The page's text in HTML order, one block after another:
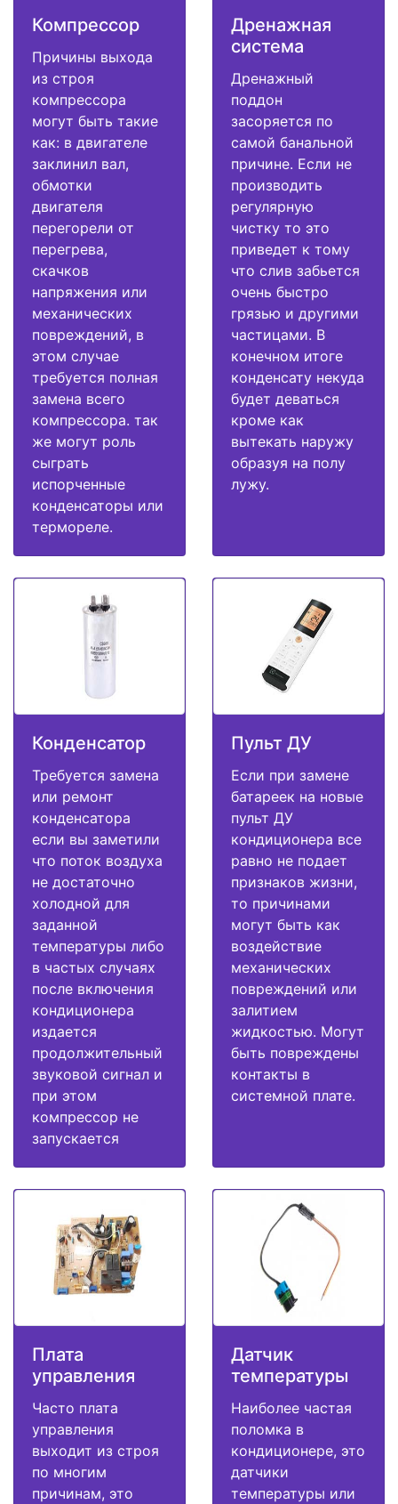
Компрессор
Причины выхода
из строя
компрессора
могут быть такие
как: в двигателе
заклинил вал,
обмотки
двигателя
перегорели от
перегрева,
скачков
напряжения или
механических
повреждений, в
этом случае
требуется полная
замена всего
компрессора. так
же могут роль
сыграть
испорченные
конденсаторы или
термореле.
Дренажная
система
Дренажный
поддон
засоряется по
самой банальной
причине. Если не
производить
регулярную
чистку то это
приведет к тому
что слив забьется
очень быстро
грязью и другими
частицами. В
конечном итоге
конденсату некуда
будет деваться
кроме как
вытекать наружу
образуя на полу
лужу.
Конденсатор
Требуется замена
или ремонт
конденсатора
если вы заметили
что поток воздуха
не достаточно
холодной для
заданной
температуры либо
в частых случаях
после включения
кондиционера
издается
продолжительный
звуковой сигнал и
при этом
компрессор не
запускается
Пульт ДУ
Если при замене
батареек на новые
пульт ДУ
кондиционера все
равно не подает
признаков жизни,
то причинами
могут быть как
воздействие
механических
повреждений или
залитием
жидкостью. Могут
быть повреждены
контакты в
системной плате.
Плата
управления
Часто плата
управления
выходит из строя
по многим
причинам, это
Датчик
температуры
Наиболее частая
поломка в
кондиционере, это
датчики
температуры или